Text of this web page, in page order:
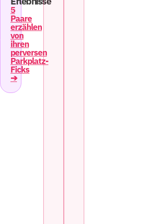
5
Paare
erzählen
von
ihren
perversen
Parkplatz-
Ficks
➔